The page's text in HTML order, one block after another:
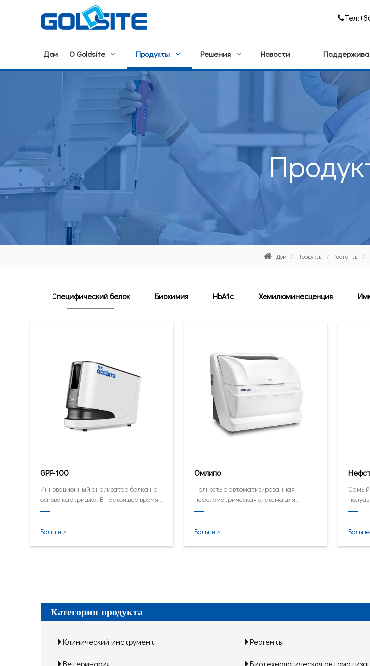

Дом О Goldsite Продукты Решения Новости
Дом / Продукты / Реагенты /
Специфический белок Биохимия HbA1c Хемилюминесценция
GPP-100
Инновационный анализатор белка на
основе картриджа. В настоящее время
автоматический и количественный
самой умной форме.
Больше >
Омлипо
Полностью автоматизированная
нефелометрическая система для
средне-высоких объемных
Больше >
Самый
Категория продукта
Клинический инструмент Реагенты
Ветеринария Биотехнологическая